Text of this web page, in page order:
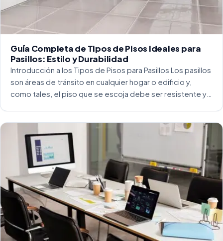
Guía Completa de Tipos de Pisos Ideales para
Pasillos: Estilo y Durabilidad
Introducción a los Tipos de Pisos para Pasillos Los pasillos
son áreas de tránsito en cualquier hogar o edificio y,
como tales, el piso que se escoja debe ser resistente y